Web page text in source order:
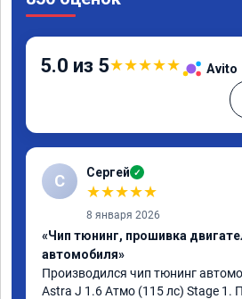
5.0 из 5★★★★★ Avito
С Сергей ✓
★★★★★
8 января 2026
«Чип тюнинг, прошивка
автомобиля»
Производился чип тюнинг
Astra J 1.6 Атмо (115 лс) Stage 1.